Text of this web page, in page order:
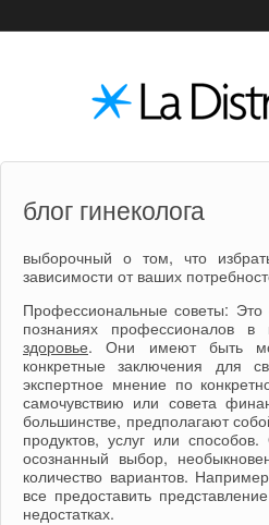
блог гинеколога
выборочный о том, что
зависимости от ваших
Профессиональные советы:
познаниях профессионалов в
здоровье. Они имеют быть
конкретные заключения для
экспертное мнение по
самочувствию или совета
большинстве, предполагают
продуктов, услуг или
осознанный выбор,
количество вариантов.
все предоставить
недостатках.